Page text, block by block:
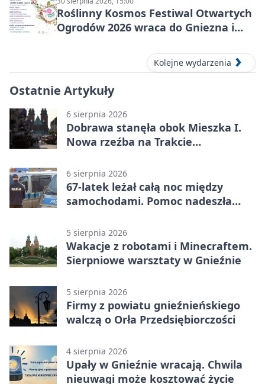
Roślinny Kosmos Festiwal Otwartych
Ogrodów 2026 wraca do Gniezna i
Kolejne wydarzenia
Ostatnie Artykuły
6 sierpnia 2026
Dobrawa stanęła obok Mieszka I.
Nowa rzeźba na Trakcie
6 sierpnia 2026
67-latek leżał całą noc między
samochodami. Pomoc nadeszła
5 sierpnia 2026
Wakacje z robotami i Minecraftem.
Sierpniowe warsztaty w Gnieźnie
5 sierpnia 2026
Firmy z powiatu gnieźnieńskiego
walczą o Orła Przedsiębiorczości
4 sierpnia 2026
Upały w Gnieźnie wracają. Chwila
nieuwagi może kosztować życie